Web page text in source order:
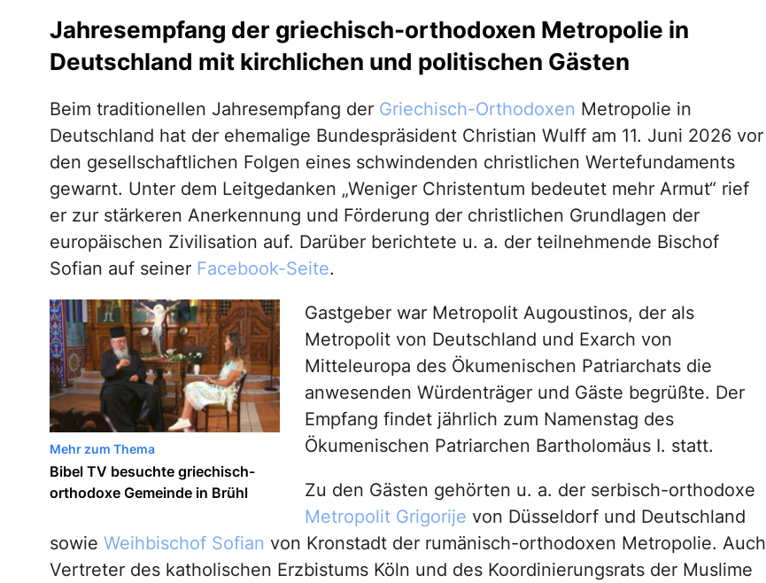
Jahresempfang der griechisch-orthodoxen Metropolie in
Deutschland mit kirchlichen und politischen Gästen
Beim traditionellen Jahresempfang der Griechisch-Orthodoxen Metropolie in
Deutschland hat der ehemalige Bundespräsident Christian Wulff am 11. Juni 2026 vor
den gesellschaftlichen Folgen eines schwindenden christlichen Wertefundaments
gewarnt. Unter dem Leitgedanken „Weniger Christentum bedeutet mehr Armut“ rief
er zur stärkeren Anerkennung und Förderung der christlichen Grundlagen der
europäischen Zivilisation auf. Darüber berichtete u. a. der teilnehmende Bischof
Sofian auf seiner Facebook-Seite.
Mehr zum Thema
Bibel TV besuchte griechisch-
orthodoxe Gemeinde in Brühl
Gastgeber war Metropolit Augoustinos, der als
Metropolit von Deutschland und Exarch von
Mitteleuropa des Ökumenischen Patriarchats die
anwesenden Würdenträger und Gäste begrüßte. Der
Empfang findet jährlich zum Namenstag des
Ökumenischen Patriarchen Bartholomäus I. statt.
Zu den Gästen gehörten u. a. der serbisch-orthodoxe
Metropolit Grigorije von Düsseldorf und Deutschland
sowie Weihbischof Sofian von Kronstadt der rumänisch-orthodoxen Metropolie. Auch
Vertreter des katholischen Erzbistums Köln und des Koordinierungsrats der Muslime